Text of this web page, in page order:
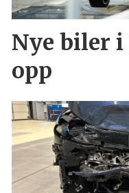
Nye biler i
opp